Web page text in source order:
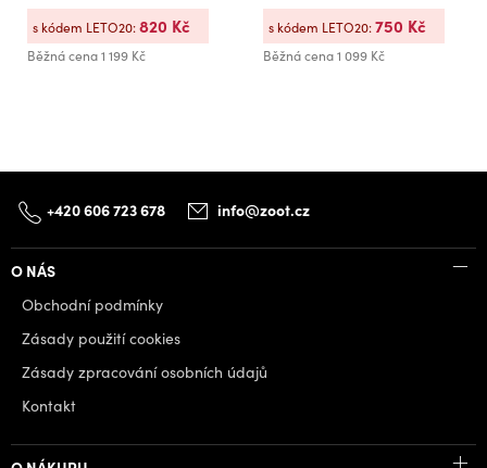
Běžná cena1 199 Kč
s kódem LETO20:820 Kč
Běžná cena1 099 Kč
s kódem LETO20:750 Kč
+420 606 723 678 info@zoot.cz
O NÁS
Obchodní podmínky
Zásady použití cookies
Zásady zpracování osobních údajů
Kontakt